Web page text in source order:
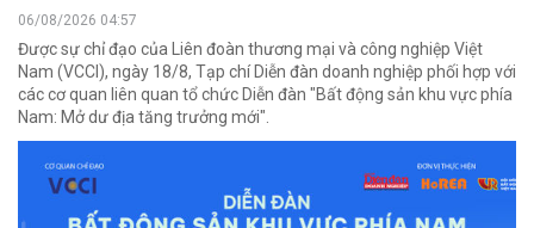
06/08/2026 04:57
Được sự chỉ đạo của Liên đoàn thương mại và công nghiệp Việt
Nam (VCCI), ngày 18/8, Tạp chí Diễn đàn doanh nghiệp phối hợp với
các cơ quan liên quan tổ chức Diễn đàn "Bất động sản khu vực phía
Nam: Mở dư địa tăng trưởng mới".